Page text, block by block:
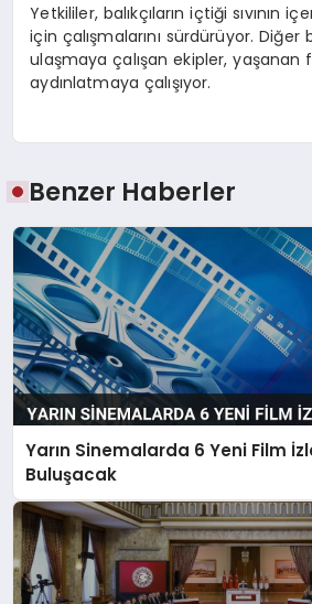
Yetkililer, balıkçıların içtiği sıvının
için çalışmalarını sürdürüyor. Diğer
ulaşmaya çalışan ekipler, yaşanan
aydınlatmaya çalışıyor.
Benzer Haberler
Yarın Sinemalarda 6 Yeni Film
Buluşacak